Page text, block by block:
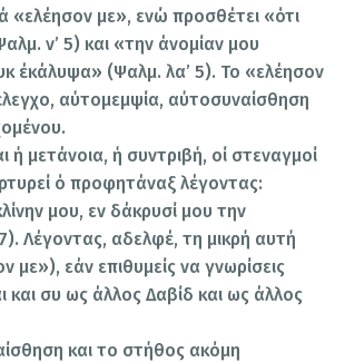
με», ενώ προσθέτει «ότι
ν’ 5) και «την άνομίαν μου
έκάλυψα» (Ψαλμ. λα’ 5). Το «ελέησον
αύτομεμψία, αύτοσυναίσθηση
ή μετάνοια, ή συντριβή, οί στεναγμοί
ό προφητάναξ λέγοντας:
μου, εν δάκρυσί μου την
Λέγοντας, αδελφέ, τη μικρή αυτή
με»), εάν επιθυμείς να γνωρίσεις
και συ ως άλλος Δαβίδ και ως άλλος
και το στήθος ακόμη